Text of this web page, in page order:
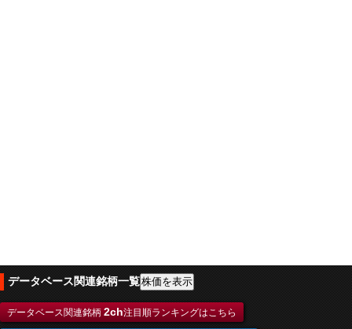
データベース関連銘柄一覧
データベース関連銘柄 2ch注目順ランキングはこちら